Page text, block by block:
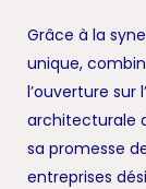
Grâce à la
unique,
l’ouverture sur
architecturale
sa promesse
entreprises